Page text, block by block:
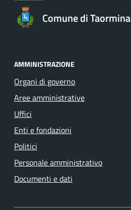
Comune di Taormina
AMMINISTRAZIONE
Organi di governo
Aree amministrative
Uffici
Enti e fondazioni
Politici
Personale amministrativo
Documenti e dati